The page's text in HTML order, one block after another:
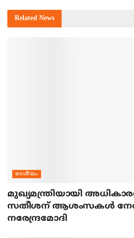
Related News
ദേശീയം
മുഖ്യമന്ത്രിയായി
സതീശന് ആശംസകള്‍
നരേന്ദ്രമോദി